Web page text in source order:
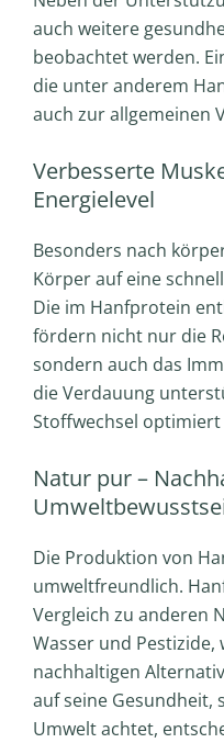
auch weitere
beobachtet werden.
die unter anderem
auch zur allgemeinen
Verbesserte
Energielevel
Besonders nach
Körper auf eine
Die im Hanfprotein
fördern nicht nur die
sondern auch das
die Verdauung
Stoffwechsel
Natur pur –
Die Produktion von
umweltfreundlich.
Vergleich zu anderen
Wasser und Pestizide,
nachhaltigen
auf seine Gesundheit,
Umwelt achtet,